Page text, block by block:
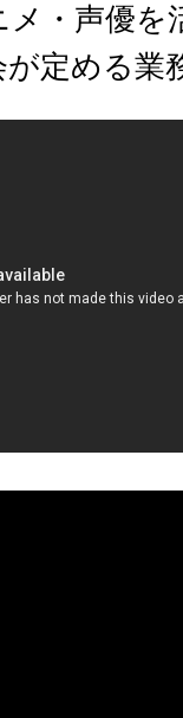
・声優を
定める業